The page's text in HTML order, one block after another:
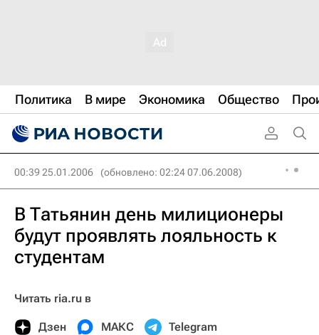
Политика В мире Экономика Общество
00:39 25.01.2006 (обновлено: 02:24 07.06.2008)
В Татьянин день милиционеры
будут проявлять лояльность к
студентам
Читать ria.ru в
Дзен МАКС Telegram